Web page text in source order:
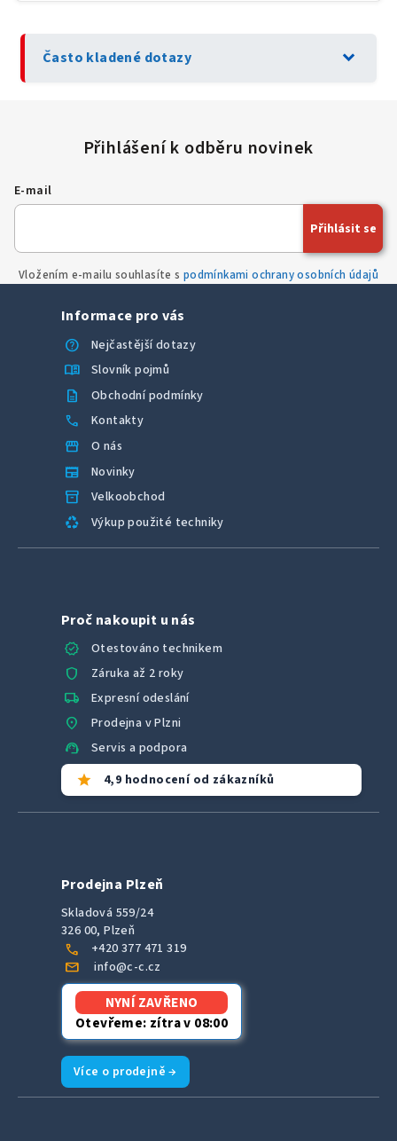
Často kladené dotazy expand_more
E-mail
Vložením e-mailu souhlasíte s podmínkami ochrany osobních údajů
Přihlásit se
Informace pro vás
help
Nejčastější dotazy
menu_book Slovník pojmů
description Obchodní podmínky
call Kontakty
storefront O nás
newspaper Novinky
inventory_2 Velkoobchod
recycling Výkup použité techniky
Proč nakoupit u nás
verified
Otestováno technikem
shield Záruka až 2 roky
local_shipping Expresní odeslání
location_on Prodejna v Plzni
support_agent Servis a podpora
star 4,9 hodnocení od zákazníků
Prodejna Plzeň
Skladová 559/24
326 00, Plzeň
call +420 377 471 319
mail info@c-c.cz
NYNÍ ZAVŘENO
Otevřeme: zítra v 08:00
Více o prodejně →